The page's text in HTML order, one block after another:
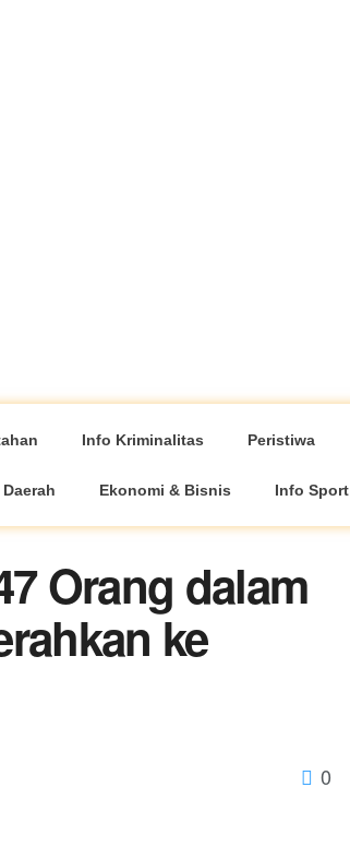
Info Kriminalitas Peristiwa
Ekonomi & Bisnis Info Sport
Orang dalam
ke
0